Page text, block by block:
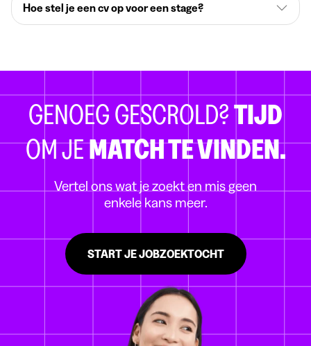
Hoe stel je een cv op voor een stage?
GENOEG GESCROLD?TIJD
OM JEMATCH TE VINDEN.
Vertel ons wat je zoekt en mis geen
enkele kans meer.
START JE JOBZOEKTOCHT